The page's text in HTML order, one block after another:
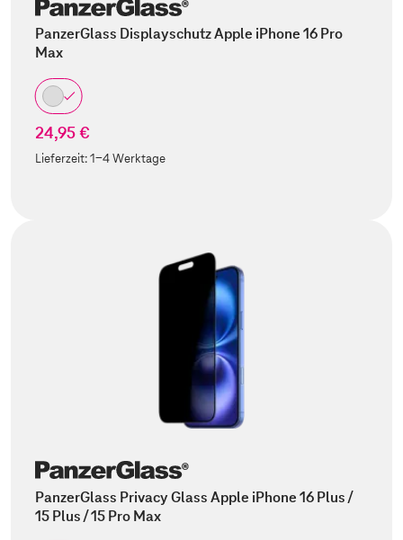
PanzerGlass Displayschutz Apple iPhone 16 Pro
Max
24,95 €
Lieferzeit:1-4 Werktage
PanzerGlass Privacy Glass Apple iPhone 16 Plus /
15 Plus / 15 Pro Max